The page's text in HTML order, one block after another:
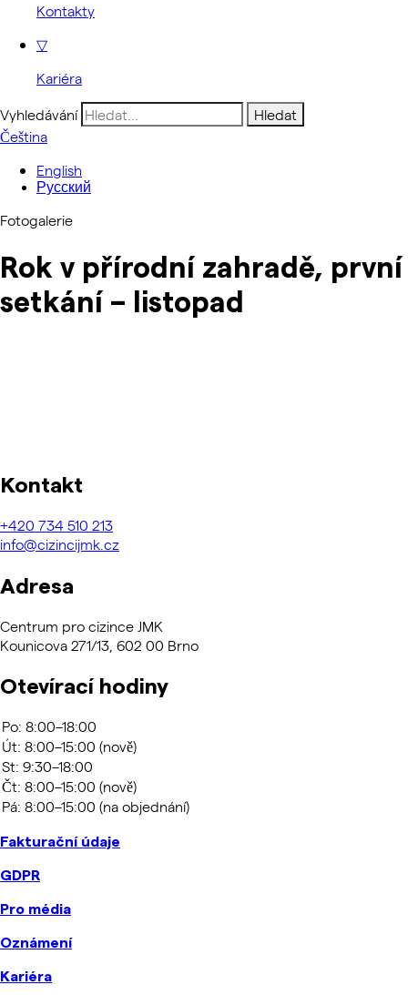
Kontakty
▽
Kariéra
Vyhledávání
Čeština
English
Русский
Fotogalerie
Rok v přírodní zahradě, první
setkání – listopad
Kontakt
+420 734 510 213
info@cizincijmk.cz
Adresa
Centrum pro cizince JMK
Kounicova 271/13, 602 00 Brno
Otevírací hodiny
Fakturační údaje
GDPR
Pro média
Oznámení
Kariéra